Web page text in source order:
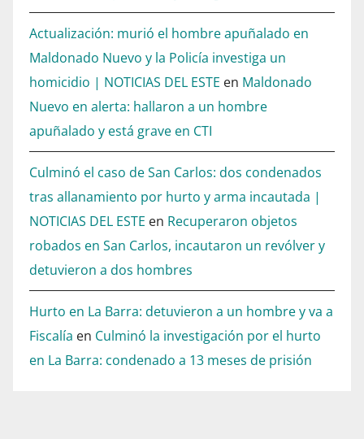
Actualización: murió el hombre apuñalado en
Maldonado Nuevo y la Policía investiga un
homicidio | NOTICIAS DEL ESTE en Maldonado
Nuevo en alerta: hallaron a un hombre
apuñalado y está grave en CTI
Culminó el caso de San Carlos: dos condenados
tras allanamiento por hurto y arma incautada |
NOTICIAS DEL ESTE en Recuperaron objetos
robados en San Carlos, incautaron un revólver y
detuvieron a dos hombres
Hurto en La Barra: detuvieron a un hombre y va a
Fiscalía en Culminó la investigación por el hurto
en La Barra: condenado a 13 meses de prisión